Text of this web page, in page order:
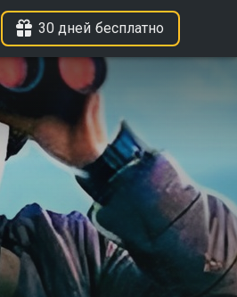
30 дней бесплатно